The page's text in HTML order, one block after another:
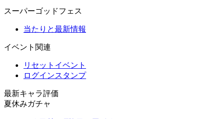
スーパーゴッドフェス
当たりと最新情報
イベント関連
リセットイベント
ログインスタンプ
最新キャラ評価
夏休みガチャ